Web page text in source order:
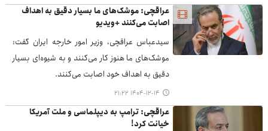
عراقچی: موشک‌های ما بسیار دقیق به اهداف
اصابت می‌کنند +ویدیو
سیدعباس عراقچی، وزیر امور خارجه ایران گفت:
موشک‌های ما هنوز کار می‌کنند و به شیوه‌ای بسیار
دقیق به اهداف خود اصابت می‌کنند.
۱۴۰۴-۱۲-۱۴ ۲۱:۲۲
عراقچی: ترامپ به دیپلماسی و ملت آمریکا
خیانت کرد!